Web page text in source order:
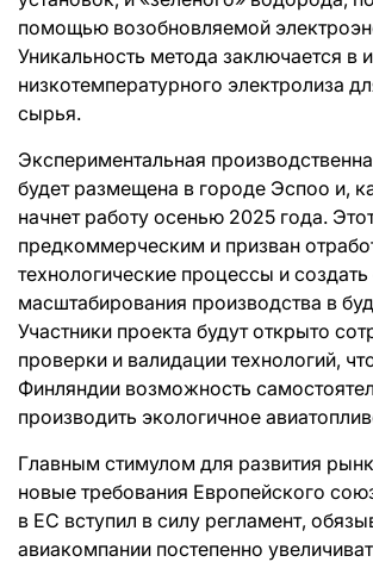
помощью возобновляемой
Уникальность метода заключается в
низкотемпературного электролиза
сырья.
Экспериментальная
будет размещена в городе Эспоо и,
начнет работу осенью 2025 года.
предкоммерческим и призван
технологические процессы и
масштабирования производства в
Участники проекта будут открыто
проверки и валидации технологий,
Финляндии возможность
производить экологичное
Главным стимулом для развития
новые требования Европейского
в ЕС вступил в силу регламент,
авиакомпании постепенно